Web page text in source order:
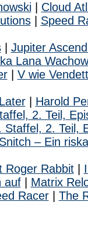
| Cloud
| Speed
| Jupiter
Lana
| V wie
| Harold
2. Teil,
Staffel, 2. Teil,
Snitch – Ein
Roger Rabbit|
auf| Matrix
Racer| The